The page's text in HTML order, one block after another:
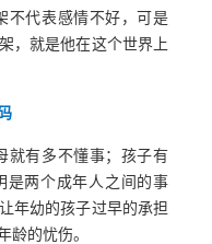
不代表感情不好，可是
，就是他在这个世界上
就有多不懂事；孩子有
是两个成年人之间的事
年幼的孩子过早的承担
龄的忧伤。